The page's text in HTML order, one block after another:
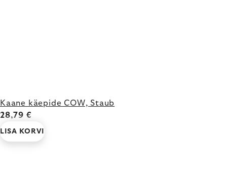
Kaane käepide COW, Staub
28,79 €
LISA KORVI